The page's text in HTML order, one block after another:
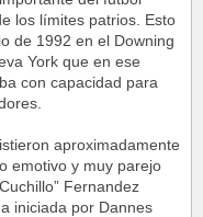
los límites patrios. Esto
de 1992 en el Downing
York que en ese
con capacidad para
aproximadamente
emotivo y muy parejo
Fernandez
iniciada por Dannes